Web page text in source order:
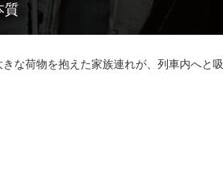
質
な荷物を抱えた家族連れが、列車内へと吸